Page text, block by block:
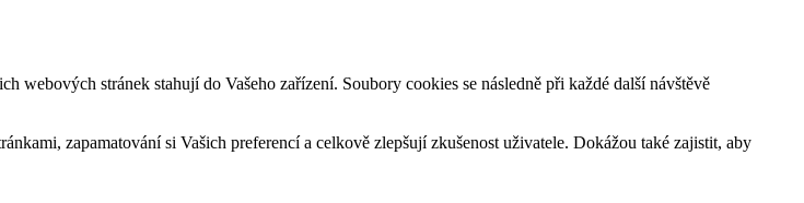
webových stránek stahují do Vašeho zařízení. Soubory cookies se následně při každé další návštěvě
zapamatování si Vašich preferencí a celkově zlepšují zkušenost uživatele. Dokážou také zajistit, aby